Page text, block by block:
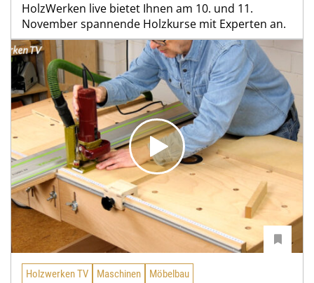
HolzWerken live bietet Ihnen am 10. und 11.
November spannende Holzkurse mit Experten an.
Holzwerken TV Maschinen Möbelbau